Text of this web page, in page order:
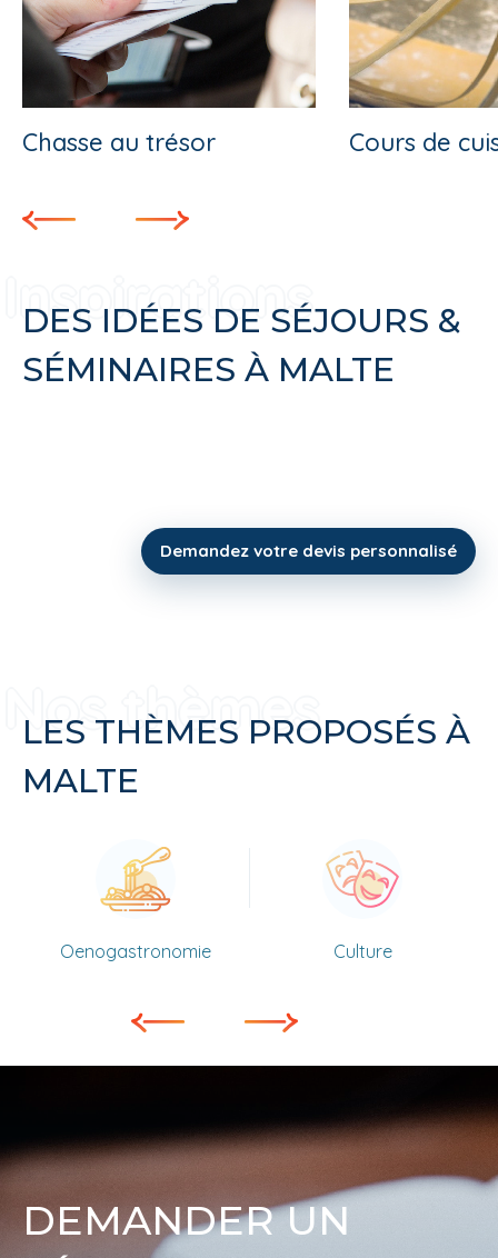
Chasse au trésor Cours de
DES IDÉES DE SÉJOURS &
SÉMINAIRES À MALTE
Demandez votre devis personnalisé
LES THÈMES PROPOSÉS À
MALTE
Oenogastronomie Culture
DEMANDER UN